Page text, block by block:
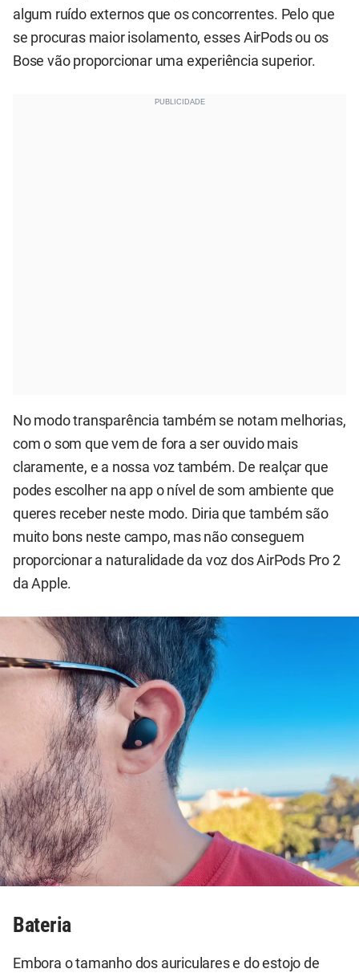
algum ruído externos que os concorrentes. Pelo que
se procuras maior isolamento, esses AirPods ou os
Bose vão proporcionar uma experiência superior.
No modo transparência também se notam melhorias,
com o som que vem de fora a ser ouvido mais
claramente, e a nossa voz também. De realçar que
podes escolher na app o nível de som ambiente que
queres receber neste modo. Diria que também são
muito bons neste campo, mas não conseguem
proporcionar a naturalidade da voz dos AirPods Pro 2
da Apple.
Bateria
Embora o tamanho dos auriculares e do estojo de